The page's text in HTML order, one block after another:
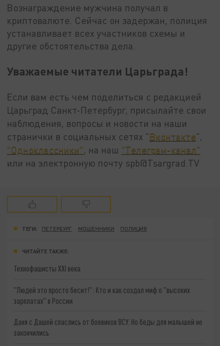
Вознаграждение мужчина получал в
криптовалюте. Сейчас он задержан, полиция
устанавливает всех участников схемы и
другие обстоятельства дела.
Уважаемые читатели Царьграда!
Если вам есть чем поделиться с редакцией
Царьград Санкт-Петербург, присылайте свои
наблюдения, вопросы и новости на наши
странички в социальных сетях "Вконтакте",
"Одноклассники" , на наш "Телеграм-канал"
или на электронную почту spb@Tsargrad.TV
ТЕГИ: ПЕТЕРБУРГ МОШЕННИКИ ПОЛИЦИЯ
ЧИТАЙТЕ ТАКЖЕ:
Технофашисты XXI века
"Людей это просто бесит!": Кто и как создал миф о "высоких
зарплатах" в России
Даня с Дашей спаслись от боевиков ВСУ. Но беды для малышей не
закончились